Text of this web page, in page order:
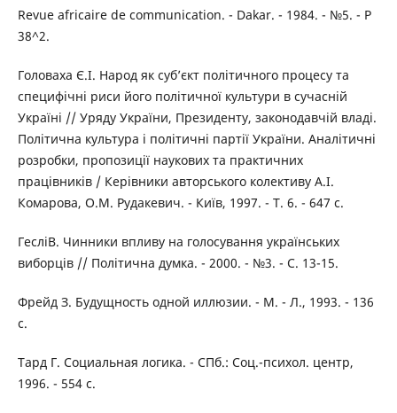
Revue africaire de communication. - Dakar. - 1984. - №5. - Р
38^2.
Головаха Є.І. Народ як суб’єкт політичного процесу та
специфічні риси його політичної культури в сучасній
Україні // Уряду України, Президенту, законодавчій владі.
Політична культура і політичні партії України. Аналітичні
розробки, пропозиції наукових та практичних
працівників / Керівники авторського колективу А.І.
Комарова, О.М. Рудакевич. - Київ, 1997. - Т. 6. - 647 с.
ГесліВ. Чинники впливу на голосування українських
виборців // Політична думка. - 2000. - №3. - С. 13-15.
Фрейд З. Будущность одной иллюзии. - М. - Л., 1993. - 136
с.
Тард Г. Социальная логика. - СПб.: Соц.-психол. центр,
1996. - 554 с.